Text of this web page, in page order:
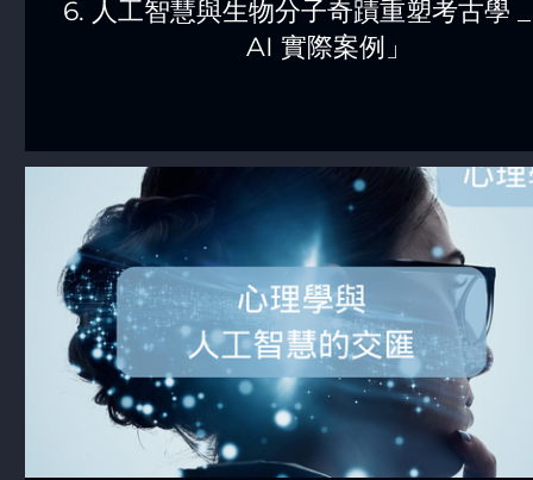
6. 人工智慧與生物分子奇蹟重塑考古學
AI 實際案例」